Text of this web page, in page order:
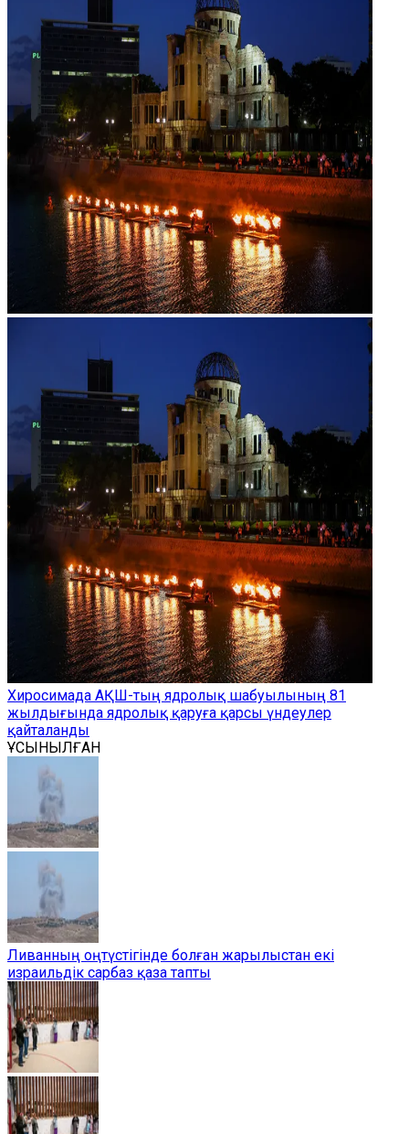
Хиросимада АҚШ-тың ядролық шабуылының 81
жылдығында ядролық қаруға қарсы үндеулер
қайталанды
ҰСЫНЫЛҒАН
Ливанның оңтүстігінде болған жарылыстан екі
израильдік сарбаз қаза тапты